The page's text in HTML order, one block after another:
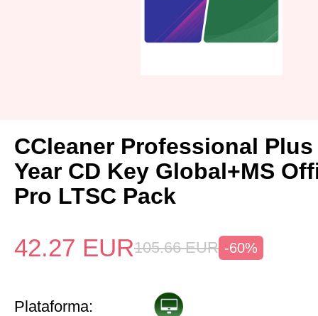
CCleaner Professional Plus
Year CD Key Global+MS
Pro LTSC Pack
42.27 EUR105.66 EUR -60%
Plataforma: